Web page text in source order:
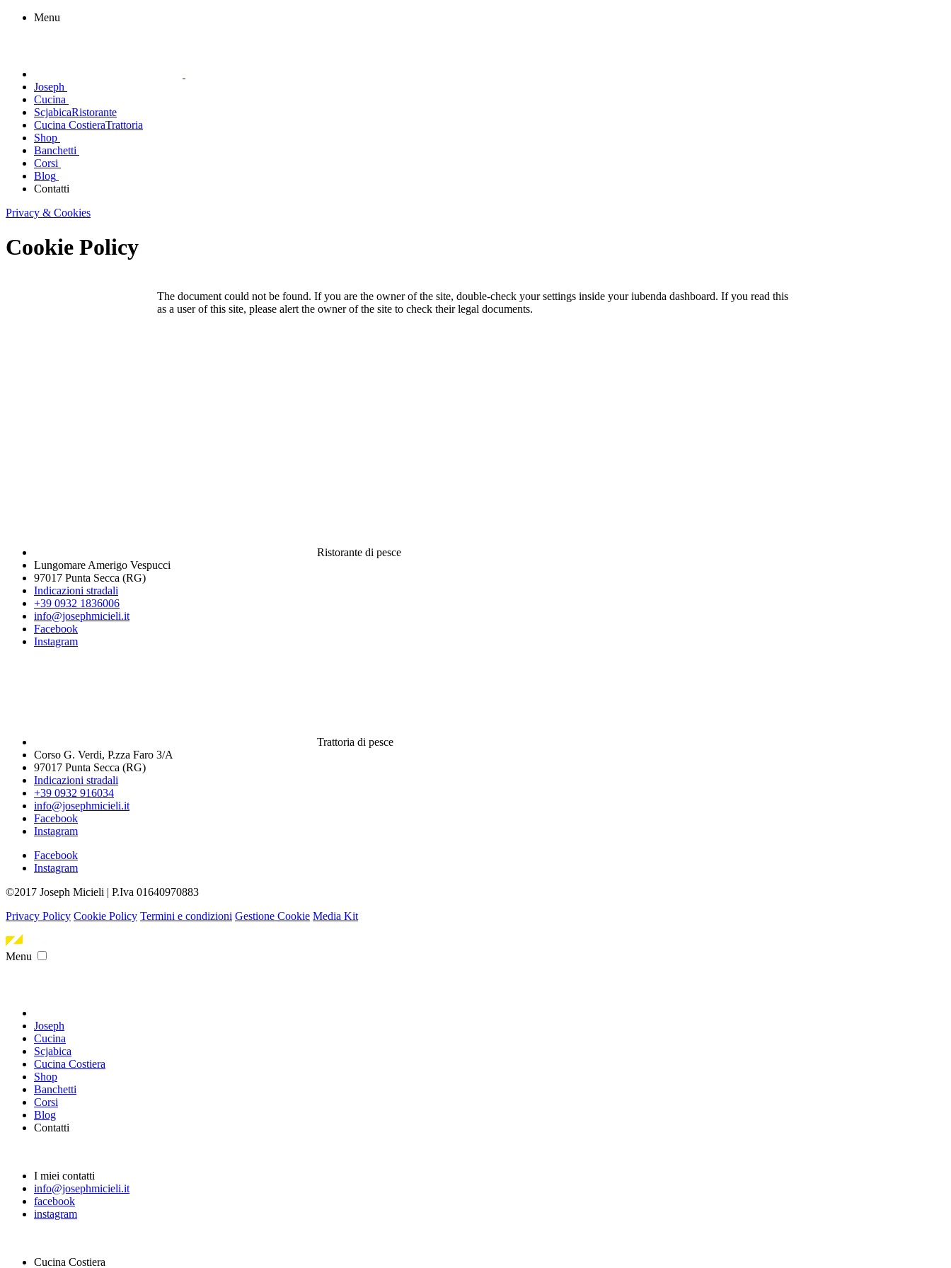
Menu
Joseph
Cucina
ScjabicaRistorante
Cucina CostieraTrattoria
Shop
Banchetti
Corsi
Blog
Contatti
Privacy & Cookies
Cookie Policy
The document could not be found. If you are the owner of the site, double-check your settings inside your iubenda dashboard. If you read this
as a user of this site, please alert the owner of the site to check their legal documents.
Ristorante di pesce
Lungomare Amerigo Vespucci
97017 Punta Secca (RG)
Indicazioni stradali
+39 0932 1836006
info@josephmicieli.it
Facebook
Instagram
Trattoria di pesce
Corso G. Verdi, P.zza Faro 3/A
97017 Punta Secca (RG)
Indicazioni stradali
+39 0932 916034
info@josephmicieli.it
Facebook
Instagram
Facebook
Instagram
©2017 Joseph Micieli | P.Iva 01640970883
Privacy Policy Cookie Policy Termini e condizioni Gestione Cookie Media Kit
Menu
Joseph
Cucina
Scjabica
Cucina Costiera
Shop
Banchetti
Corsi
Blog
Contatti
I miei contatti
info@josephmicieli.it
facebook
instagram
Cucina Costiera